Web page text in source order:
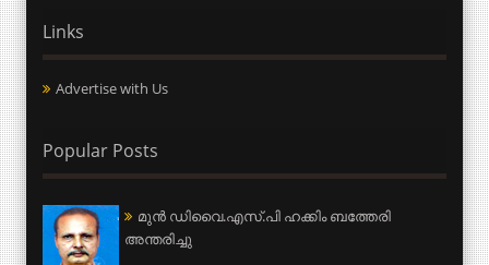
Links
Advertise with Us
Popular Posts
മുന്‍ ഡിവൈ.എസ്.പി ഹക്കിം ബത്തേരി
അന്തരിച്ചു